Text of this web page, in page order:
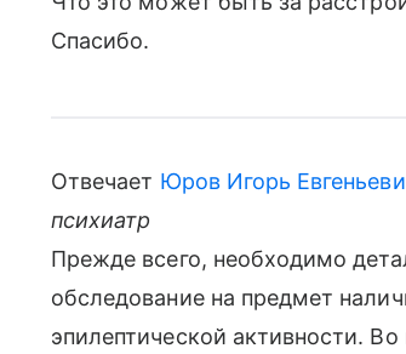
Спасибо.
Отвечает Юров Игорь
психиатр
Прежде всего, необходимо
обследование на предмет
эпилептической активности.